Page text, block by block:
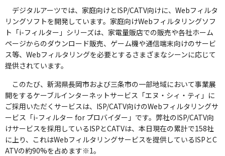
デジタルアーツでは、家庭向けとISP/CATV向けに、Webフィルタ
リングソフトを開発しています。家庭向けWebフィルタリングソフ
ト「i-フィルター」シリーズは、家電量販店での販売や各社ホーム
ページからのダウンロード販売、ゲーム機や通信端末向けのサービ
ス等、Webフィルタリングを必要とするさまざまなシーンに応じて
提供されています。
このたび、新潟県長岡市および三条市の一部地域において事業展
開をするケーブルインターネットサービス「エヌ・シィ・ティ」に
ご採用いただくサービスは、ISP/CATV向けのWebフィルタリングサ
ービス「i-フィルター for プロバイダー」です。弊社のISP/CATV向
けサービスを採用しているISPとCATVは、本日現在の累計で158社
に上り、これはWebフィルタリングサービスを提供しているISPとC
ATVの約90%を占めます※1。